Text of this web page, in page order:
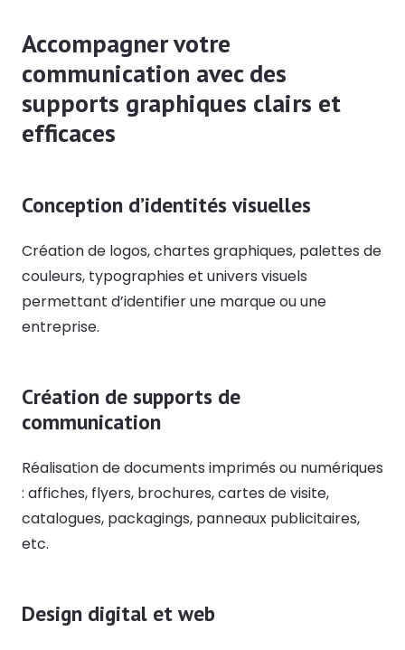
Accompagner votre
communication avec des
supports graphiques clairs et
efficaces
Conception d’identités visuelles
Création de logos, chartes graphiques, palettes de
couleurs, typographies et univers visuels
permettant d’identifier une marque ou une
entreprise.
Création de supports de
communication
Réalisation de documents imprimés ou numériques
: affiches, flyers, brochures, cartes de visite,
catalogues, packagings, panneaux publicitaires,
etc.
Design digital et web